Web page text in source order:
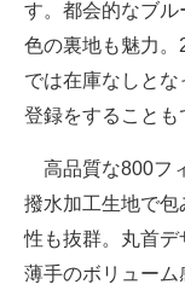
す。都会的なブ
色の裏地も魅力
では在庫なしとな
登録をすることも
高品質な800フ
撥水加工生地で
性も抜群。丸首デ
薄手のボリュー